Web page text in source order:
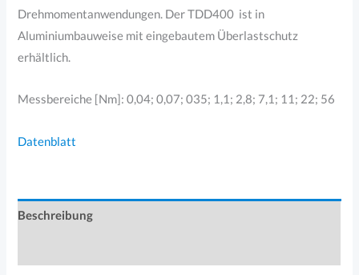
Drehmomentanwendungen. Der TDD400 ist in
Aluminiumbauweise mit eingebautem Überlastschutz
erhältlich.
Messbereiche [Nm]: 0,04; 0,07; 035; 1,1; 2,8; 7,1; 11; 22; 56
Datenblatt
Beschreibung